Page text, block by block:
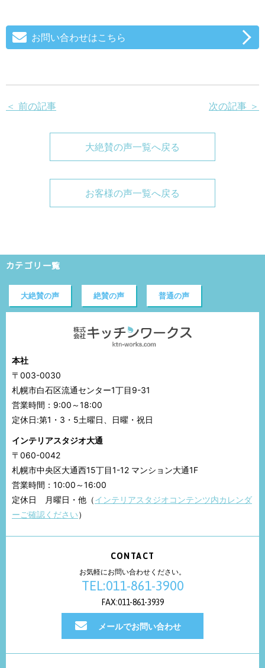
お問い合わせはこちら
＜ 前の記事 次の記事 ＞
大絶賛の声一覧へ戻る
お客様の声一覧へ戻る
カテゴリ一覧
大絶賛の声 絶賛の声 普通の声
本社
〒003-0030
札幌市白石区流通センター1丁目9-31
営業時間：9:00～18:00
定休日:第1・3・5土曜日、日曜・祝日
インテリアスタジオ大通
〒060-0042
札幌市中央区大通西15丁目1-12 マンション大通1F
営業時間：10:00～16:00
定休日 月曜日・他（インテリアスタジオコンテンツ内カレンダ
ーご確認ください）
CONTACT
お気軽にお問い合わせください。
TEL:011-861-3900
FAX:011-861-3939
メールでお問い合わせ